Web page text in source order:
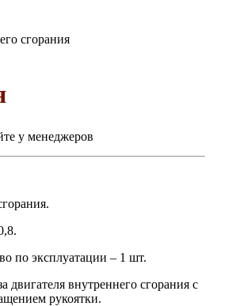
сгорания
у менеджеров
по эксплуатации – 1 шт.
внутреннего сгорания с
рукоятки.